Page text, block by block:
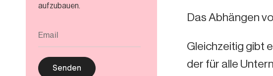
aufzubauen.
Das Abhängen
Gleichzeitig gibt
der für alle